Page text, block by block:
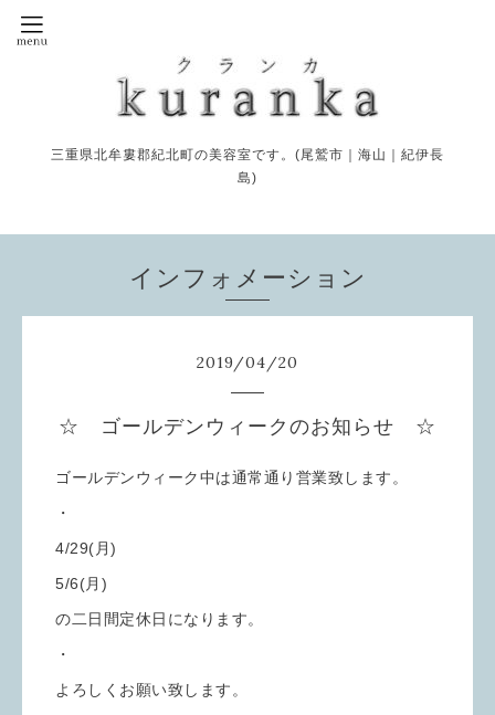
三重県北牟婁郡紀北町の美容室です。(尾鷲市｜海山｜紀伊長
島)
インフォメーション
2019/04/20
☆ ゴールデンウィークのお知らせ ☆
ゴールデンウィーク中は通常通り営業致します。
・
4/29(月)
5/6(月)
の二日間定休日になります。
・
よろしくお願い致します。